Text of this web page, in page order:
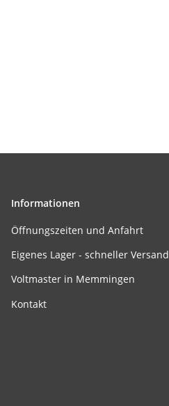
Informationen
Öffnungszeiten und Anfahrt
Eigenes Lager - schneller Versand
Voltmaster in Memmingen
Kontakt